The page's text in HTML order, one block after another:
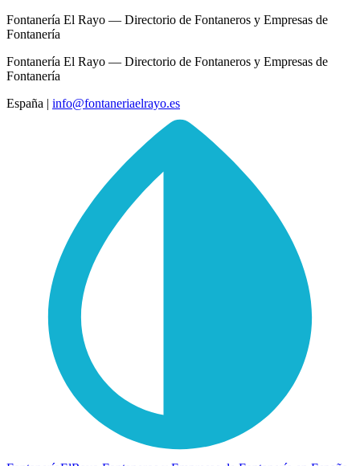
Fontanería El Rayo — Directorio de Fontaneros y Empresas de
Fontanería
Fontanería El Rayo — Directorio de Fontaneros y Empresas de
Fontanería
España | info@fontaneriaelrayo.es